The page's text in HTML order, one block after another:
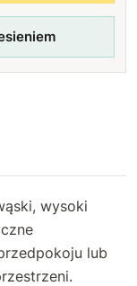
wysoki
lub